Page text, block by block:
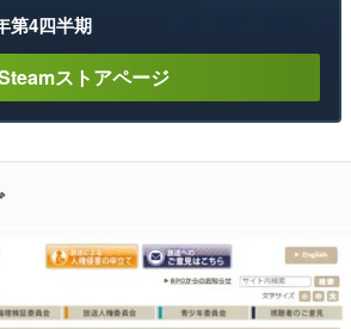
第4四半期
ストアページ